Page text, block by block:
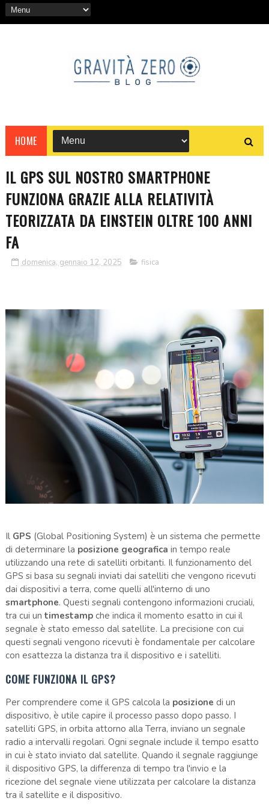
HOME
IL GPS SUL NOSTRO SMARTPHONE
FUNZIONA GRAZIE ALLA RELATIVITÀ
TEORIZZATA DA EINSTEIN OLTRE 100 ANNI
FA
domenica, gennaio 12, 2025 fisica
Il GPS (Global Positioning System) è un sistema che permette
di determinare la posizione geografica in tempo reale
utilizzando una rete di satelliti orbitanti. Il funzionamento del
GPS si basa su segnali inviati dai satelliti che vengono ricevuti
dai dispositivi a terra, come quelli all'interno di uno
smartphone. Questi segnali contengono informazioni cruciali,
tra cui un timestampche indica il momento esatto in cui il
segnale è stato emesso dal satellite. La precisione con cui
questi segnali vengono ricevuti è fondamentale per calcolare
con esattezza la distanza tra il dispositivo e i satelliti.
COME FUNZIONA IL GPS?
Per comprendere come il GPS calcola la posizione di un
dispositivo, è utile capire il processo passo dopo passo. I
satelliti GPS, in orbita attorno alla Terra, inviano un segnale
radio a intervalli regolari. Ogni segnale include il tempo esatto
in cui è stato inviato dal satellite. Quando il segnale raggiunge
il dispositivo GPS, la differenza di tempo tra l'invio e la
ricezione del segnale viene utilizzata per calcolare la distanza
tra il satellite e il dispositivo.